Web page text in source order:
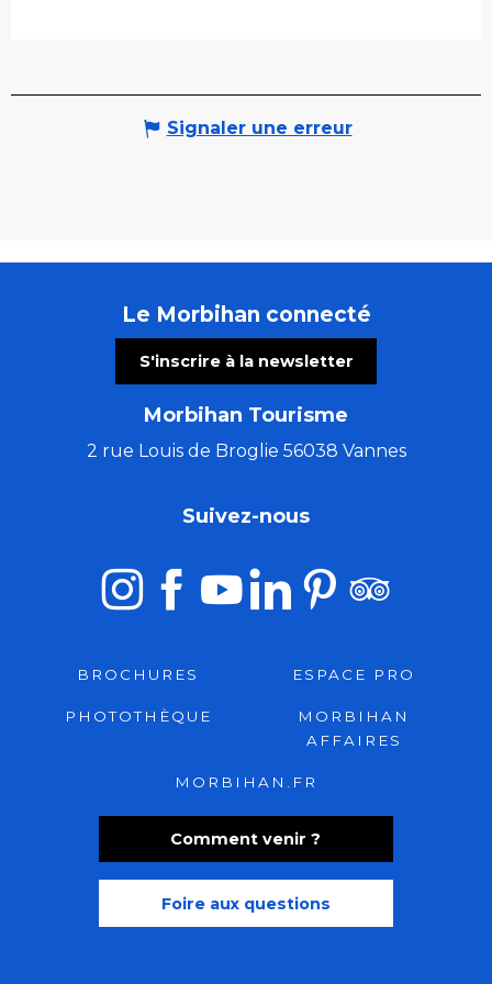
Signaler une erreur
Le Morbihan connecté
S'inscrire à la newsletter
Morbihan Tourisme
2 rue Louis de Broglie 56038 Vannes
Comment venir ?
Foire aux questions
Suivez-nous
BROCHURES ESPACE PRO
PHOTOTHÈQUE
MORBIHAN
AFFAIRES
MORBIHAN.FR